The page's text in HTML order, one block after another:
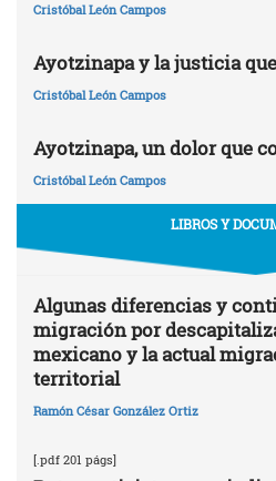
Cristóbal León Campos
Ayotzinapa y la justicia
Cristóbal León Campos
Ayotzinapa, un dolor que
Cristóbal León Campos
LIBROS Y
Algunas diferencias y
migración por
mexicano y la actual
territorial
Ramón César González Ortiz
[.pdf 201 págs]